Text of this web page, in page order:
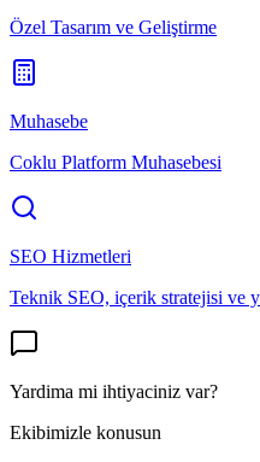
Özel Tasarım ve Geliştirme
Muhasebe
Coklu Platform Muhasebesi
SEO Hizmetleri
Teknik SEO, içerik stratejisi ve
Yardima mi ihtiyaciniz var?
Ekibimizle konusun